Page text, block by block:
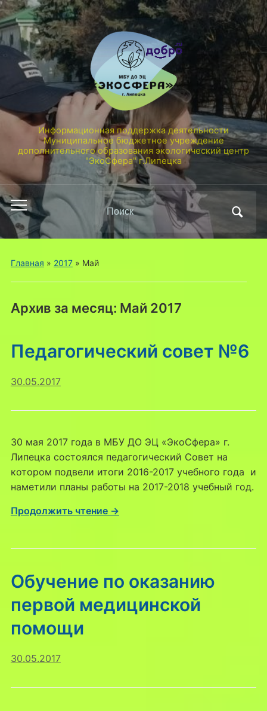
Информационная поддержка деятельности
Муниципальное бюджетное учреждение
дополнительного образования экологический центр
"ЭкоСфера" г.Липецка
Переключить
мобильное
меню
Поиск
по:
Главная » 2017» Май
Архив за месяц: Май 2017
Педагогический совет №6
30.05.2017
30 мая 2017 года в МБУ ДО ЭЦ «ЭкоСфера» г.
Липецка состоялся педагогический Совет на
котором подвели итоги 2016-2017 учебного года и
наметили планы работы на 2017-2018 учебный год.
Продолжить чтение →
Обучение по оказанию
первой медицинской
помощи
30.05.2017